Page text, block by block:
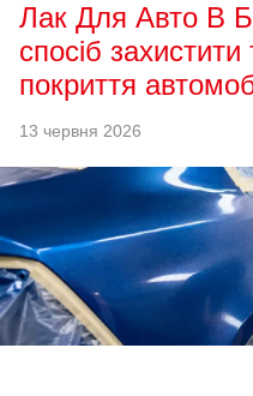
Лак Для Авто В
спосіб
покриття
13 червня 2026